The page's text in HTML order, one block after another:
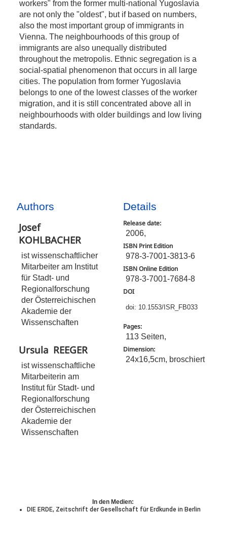
workers" from the former multi-national Yugoslavia
are not only the "oldest", but if based on numbers,
also the most important group of immigrants in
Vienna. The neighbourhoods of this group of
immigrants are also unequally distributed
throughout the metropolis. Ethnic segregation is a
social-spatial phenomenon that occurs in all large
cities. The population from former Yugoslavia
belongs to one of the lowest classes of the worker
migration, and it is still concentrated above all in
neighbourhoods with older buildings and low living
standards.
Authors
Josef
KOHLBACHER
ist wissenschaftlicher
Mitarbeiter am Institut
für Stadt- und
Regionalforschung
der Österreichischen
Akademie der
Wissenschaften
Ursula REEGER
ist wissenschaftliche
Mitarbeiterin am
Institut für Stadt- und
Regionalforschung
der Österreichischen
Akademie der
Wissenschaften
Details
Release date:
2006,
ISBN Print Edition
978-3-7001-3813-6
ISBN Online Edition
978-3-7001-7684-8
DOI
doi: 10.1553/ISR_FB033
Pages:
113 Seiten,
Dimension:
24x16,5cm, broschiert
In den Medien:
DIE ERDE, Zeitschrift der Gesellschaft für Erdkunde in Berlin